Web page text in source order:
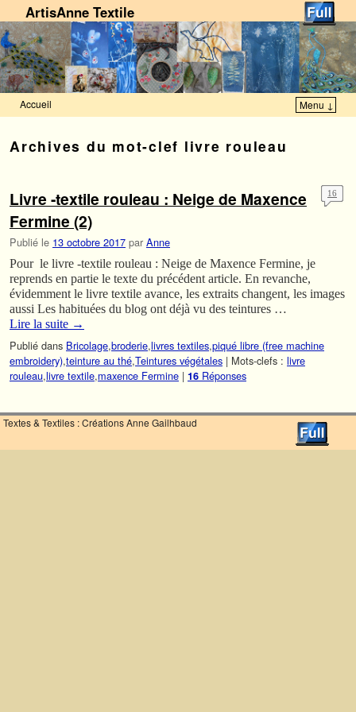
ArtisAnne Textile
Accueil Menu ↓
Archives du mot-clef livre rouleau
Livre -textile rouleau : Neige de Maxence
Fermine (2)
Publié le 13 octobre 2017 par Anne
16
Pour le livre -textile rouleau : Neige de Maxence Fermine, je
reprends en partie le texte du précédent article. En revanche,
évidemment le livre textile avance, les extraits changent, les images
aussi Les habituées du blog ont déjà vu des teintures …
Lire la suite →
Publié dans Bricolage,broderie,livres textiles,piqué libre (free machine
embroidery),teinture au thé,Teintures végétales | Mots-clefs : livre
rouleau,livre textile,maxence Fermine | 16 Réponses
Textes & Textiles : Créations Anne Gailhbaud